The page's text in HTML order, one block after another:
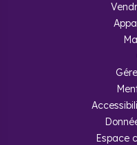
Espace